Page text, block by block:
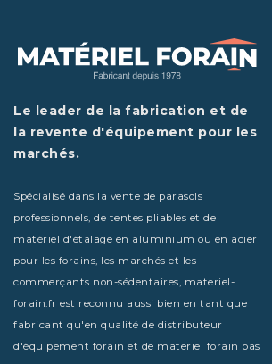
Le leader de la fabrication et de
la revente d'équipement pour les
marchés.
Spécialisé dans la vente de parasols
professionnels, de tentes pliables et de
matériel d'étalage en aluminium ou en acier
pour les forains, les marchés et les
commerçants non-sédentaires, materiel-
forain.fr est reconnu aussi bien en tant que
fabricant qu'en qualité de distributeur
d'équipement forain et de materiel forain pas